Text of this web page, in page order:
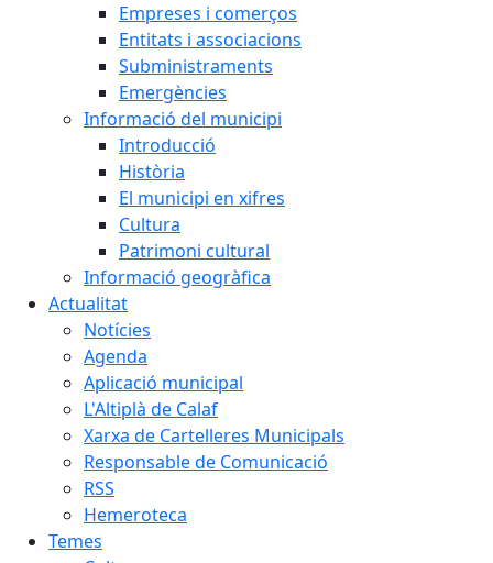
Empreses i comerços
Entitats i associacions
Subministraments
Emergències
Informació del municipi
Introducció
Història
El municipi en xifres
Cultura
Patrimoni cultural
Informació geogràfica
Actualitat
Notícies
Agenda
Aplicació municipal
L'Altiplà de Calaf
Xarxa de Cartelleres Municipals
Responsable de Comunicació
RSS
Hemeroteca
Temes